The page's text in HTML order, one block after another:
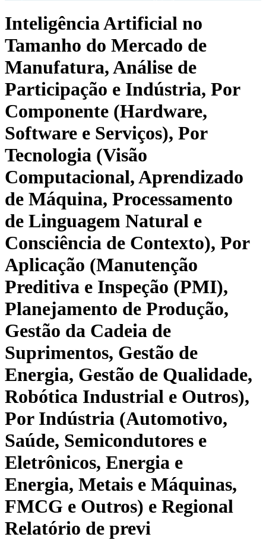
Inteligência Artificial no
Tamanho do Mercado de
Manufatura, Análise de
Participação e Indústria, Por
Componente (Hardware,
Software e Serviços), Por
Tecnologia (Visão
Computacional, Aprendizado
de Máquina, Processamento
de Linguagem Natural e
Consciência de Contexto), Por
Aplicação (Manutenção
Preditiva e Inspeção (PMI),
Planejamento de Produção,
Gestão da Cadeia de
Suprimentos, Gestão de
Energia, Gestão de Qualidade,
Robótica Industrial e Outros),
Por Indústria (Automotivo,
Saúde, Semicondutores e
Eletrônicos, Energia e
Energia, Metais e Máquinas,
FMCG e Outros) e Regional
Relatório de previ